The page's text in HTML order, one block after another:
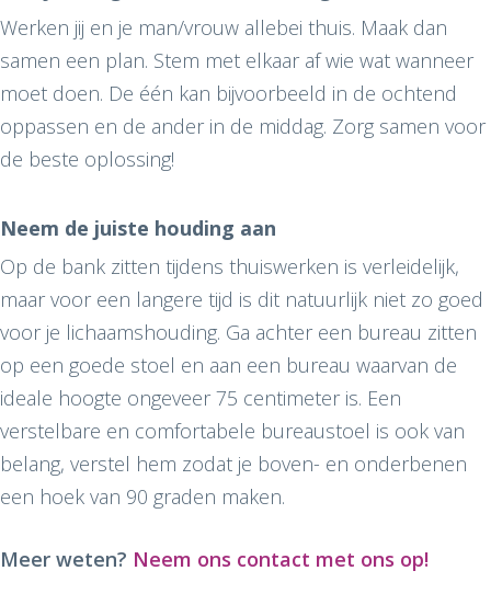
Werken jij en je man/vrouw allebei thuis. Maak dan
samen een plan. Stem met elkaar af wie wat wanneer
moet doen. De één kan bijvoorbeeld in de ochtend
oppassen en de ander in de middag. Zorg samen voor
de beste oplossing!
Neem de juiste houding aan
Op de bank zitten tijdens thuiswerken is verleidelijk,
maar voor een langere tijd is dit natuurlijk niet zo goed
voor je lichaamshouding. Ga achter een bureau zitten
op een goede stoel en aan een bureau waarvan de
ideale hoogte ongeveer 75 centimeter is. Een
verstelbare en comfortabele bureaustoel is ook van
belang, verstel hem zodat je boven- en onderbenen
een hoek van 90 graden maken.
Meer weten? Neem ons contact met ons op!